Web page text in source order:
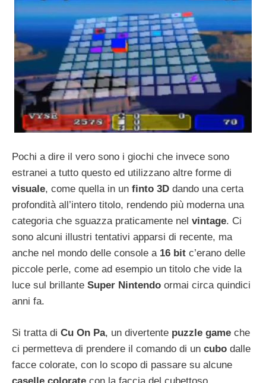
Pochi a dire il vero sono i giochi che invece sono
estranei a tutto questo ed utilizzano altre forme di
visuale, come quella in un finto 3D dando una certa
profondità all’intero titolo, rendendo più moderna una
categoria che sguazza praticamente nel vintage. Ci
sono alcuni illustri tentativi apparsi di recente, ma
anche nel mondo delle console a 16 bit c’erano delle
piccole perle, come ad esempio un titolo che vide la
luce sul brillante Super Nintendo ormai circa quindici
anni fa.
Si tratta di Cu On Pa, un divertente puzzle game che
ci permetteva di prendere il comando di un cubo dalle
facce colorate, con lo scopo di passare su alcune
caselle colorate con la faccia del cubettoso